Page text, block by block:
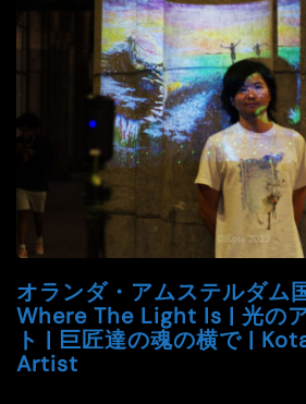
オランダ・アムステルダム
Where The Light Is | 光の
ト | 巨匠達の魂の横で |
Artist